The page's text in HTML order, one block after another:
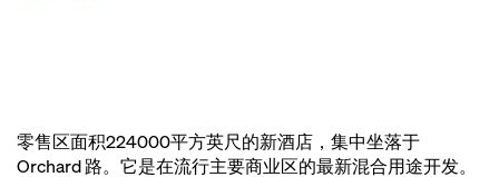
零售区面积224000平方英尺的新酒店，集中坐落于
Orchard 路。它是在流行主要商业区的最新混合用途开发。